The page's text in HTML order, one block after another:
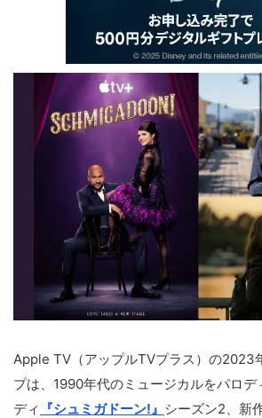
Apple TV（アップルTVプラス）の2023
プは、1990年代のミュージカルをパロデ
ディ
『シュミガドーン!』 シーズン2、新